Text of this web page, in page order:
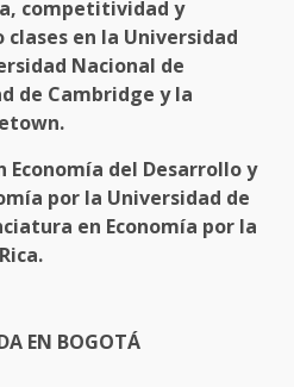
competitividad y
en la Universidad
Nacional de
de Cambridge y la
del Desarrollo y
por la Universidad de
en Economía por la
EN BOGOTÁ